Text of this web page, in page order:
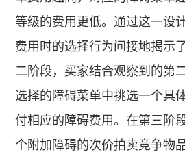
等级的费用更低。通过这一设
费用时的选择行为间接地揭示
二阶段，买家结合观察到的第
选择的障碍菜单中挑选一个具
付相应的障碍费用。在第三阶
个附加障碍的次价拍卖竞争物